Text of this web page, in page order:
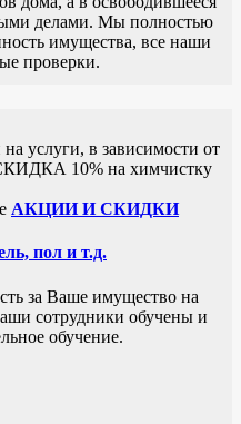
делами. Мы полностью
имущества, все наши
проверки.
услуги, в зависимости от
10% на химчистку
АКЦИИ И СКИДКИ
пол и т.д.
за Ваше имущество на
сотрудники обучены и
обучение.